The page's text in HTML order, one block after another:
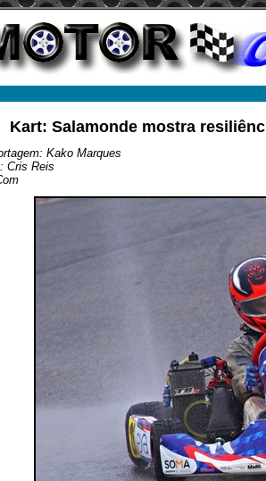
Kart: Salamonde mostra
Kako Marques
Cris Reis